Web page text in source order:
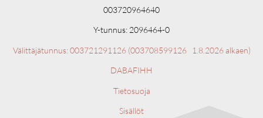
003720964640
Y-tunnus: 2096464-0
Välittäjätunnus: 003721291126 (003708599126 1.8.2026 alkaen)
DABAFIHH
Tietosuoja
Sisällöt